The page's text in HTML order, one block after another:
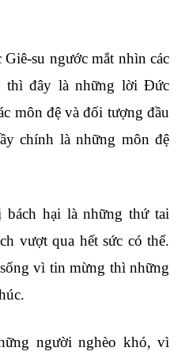
su ngước mắt nhìn các
đây là những lời Đức
môn đệ và đối tượng đầu
chính là những môn đệ
hại là những thứ tai
vượt qua hết sức có thể.
vì tin mừng thì những
người nghèo khó, vì